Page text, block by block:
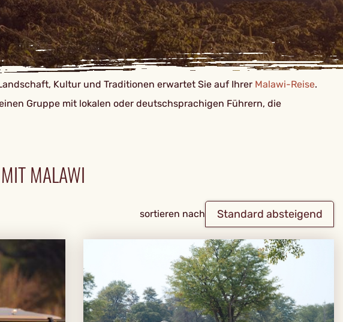
Kultur und Traditionen erwartet Sie auf Ihrer Malawi-Reise.
Gruppe mit lokalen oder deutschsprachigen Führern, die
MALAWI
sortieren nach Standard absteigend